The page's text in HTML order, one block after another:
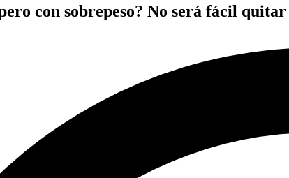
con sobrepeso? No será fácil